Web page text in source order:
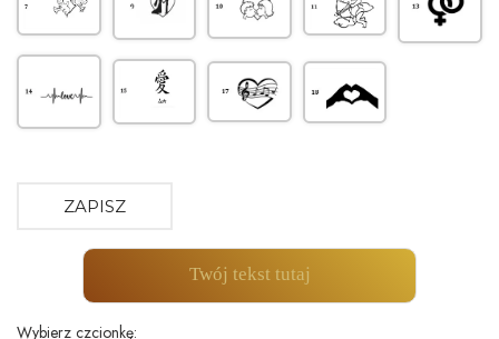
ZAPISZ
Twój tekst tutaj
Wybierz czcionkę: